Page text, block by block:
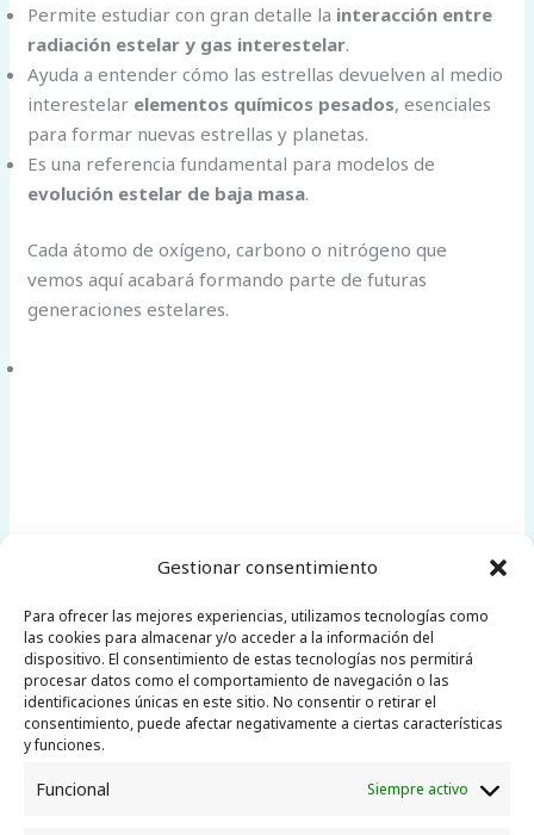
Gestionar consentimiento
Para ofrecer las mejores experiencias, utilizamos tecnologías como
las cookies para almacenar y/o acceder a la información del
dispositivo. El consentimiento de estas tecnologías nos permitirá
procesar datos como el comportamiento de navegación o las
identificaciones únicas en este sitio. No consentir o retirar el
consentimiento, puede afectar negativamente a ciertas características
y funciones.
Funcional Siempre activo
Permite estudiar con gran detalle la interacción entre
radiación estelar y gas interestelar.
Ayuda a entender cómo las estrellas devuelven al medio
interestelar elementos químicos pesados, esenciales
para formar nuevas estrellas y planetas.
Es una referencia fundamental para modelos de
evolución estelar de baja masa.
Cada átomo de oxígeno, carbono o nitrógeno que
vemos aquí acabará formando parte de futuras
generaciones estelares.
←Entrada anterior
Entrada siguiente